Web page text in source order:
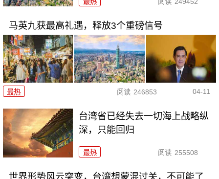
马英九获最高礼遇，释放3个重磅信号
最热 阅读 246853 04-11
台湾省已经失去一切海上战略纵
深，只能回归
最热 阅读 255508
世界形势风云突变，台湾想蒙混过关，不可能了